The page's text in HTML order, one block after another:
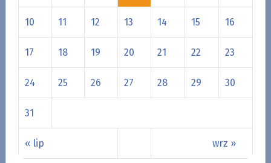
« lip wrz »
10 11 12 13 14 15 16
17 18 19 20 21 22 23
24 25 26 27 28 29 30
31